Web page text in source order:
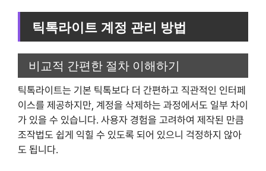
틱톡라이트 계정 관리 방법
비교적 간편한 절차 이해하기
틱톡라이트는 기본 틱톡보다 더 간편하고 직관적인 인터페
이스를 제공하지만, 계정을 삭제하는 과정에서도 일부 차이
가 있을 수 있습니다. 사용자 경험을 고려하여 제작된 만큼
조작법도 쉽게 익힐 수 있도록 되어 있으니 걱정하지 않아
도 됩니다.